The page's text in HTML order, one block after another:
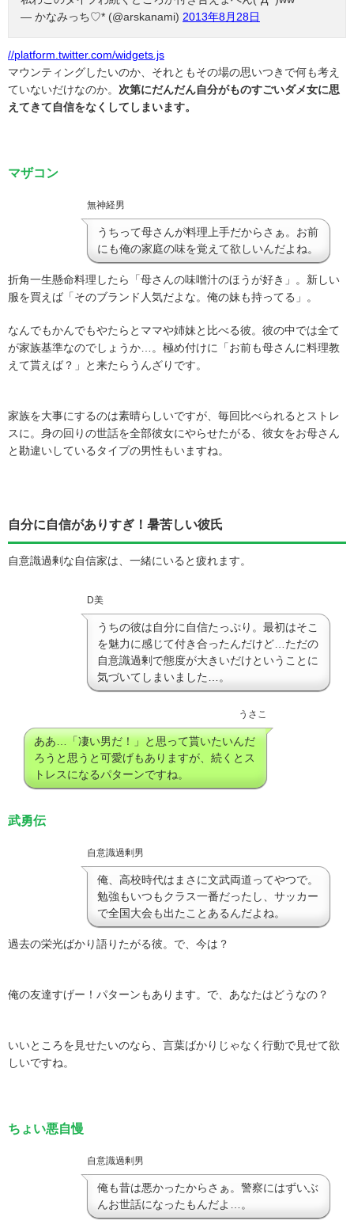
— かなみっち♡* (@arskanami) 2013年8月28日
//platform.twitter.com/widgets.js
マウンティングしたいのか、それともその場の思いつきで何も考え
ていないだけなのか。 次第にだんだん自分がものすごいダメ女に思
えてきて自信をなくしてしまいます。
マザコン
無神経男
うちって母さんが料理上手だからさぁ。お前
にも俺の家庭の味を覚えて欲しいんだよね。
折角一生懸命料理したら「母さんの味噌汁のほうが好き」。 新しい
服を買えば「そのブランド人気だよな。俺の妹も持ってる」。
なんでもかんでもやたらとママや姉妹と比べる彼。彼の中では全て
が家族基準なのでしょうか…。 極め付けに「お前も母さんに料理教
えて貰えば？」と来たらうんざりです。
家族を大事にするのは素晴らしいですが、毎回比べられるとストレ
スに。 身の回りの世話を全部彼女にやらせたがる、彼女をお母さん
と勘違いしているタイプの男性もいますね。
自分に自信がありすぎ！暑苦しい彼氏
自意識過剰な自信家は、一緒にいると疲れます。
D美
うちの彼は自分に自信たっぷり。最初はそこ
を魅力に感じて付き合ったんだけど…ただの
自意識過剰で態度が大きいだけということに
気づいてしまいました…。
うさこ
ああ…「凄い男だ！」と思って貰いたいんだ
ろうと思うと可愛げもありますが、続くとス
トレスになるパターンですね。
武勇伝
自意識過剰男
俺、高校時代はまさに文武両道ってやつで。
勉強もいつもクラス一番だったし、サッカー
で全国大会も出たことあるんだよね。
過去の栄光ばかり語りたがる彼。で、今は？
俺の友達すげー！パターンもあります。で、あなたはどうなの？
いいところを見せたいのなら、言葉ばかりじゃなく行動で見せて欲
しいですね。
ちょい悪自慢
自意識過剰男
俺も昔は悪かったからさぁ。警察にはずいぶ
んお世話になったもんだよ…。